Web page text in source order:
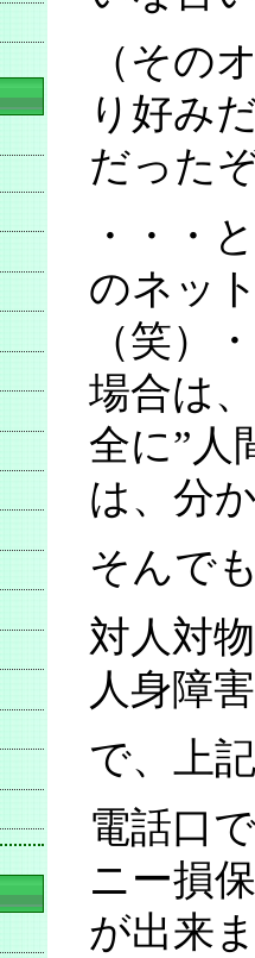
（その
り好み
だった
・・・
のネッ
（笑）
場合は
全に”人
は、分
そんで
対人対
人身障
で、上
電話口
ニー損
が出来